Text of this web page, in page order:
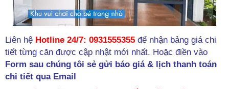
Liên hệ Hotline 24/7: 0931555355 để nhận bảng giá chi
tiết từng căn được cập nhật mới nhất. Hoặc điền vào
Form sau chúng tôi sẻ gửi báo giá & lịch thanh toán
chi tiết qua Email